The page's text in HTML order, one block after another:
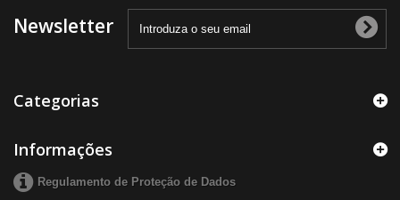
Newsletter
Categorias
Informações
Regulamento de Proteção de Dados